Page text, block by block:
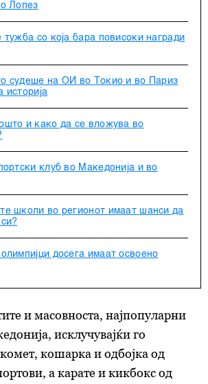
Лопез
тужба со која бара повисоки награди
судеше на ОИ во Токио и во Париз
историја
и како да се вложува во
клуб во Македонија и во
школи во регионот имаат шанси да
досега имаат освоено
и масовноста, најпопуларни
исклучувајќи го
кошарка и одбојка од
а карате и кикбокс од